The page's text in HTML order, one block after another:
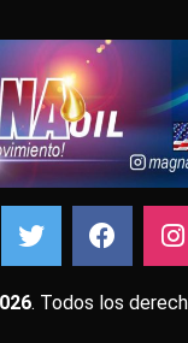
. Todos los